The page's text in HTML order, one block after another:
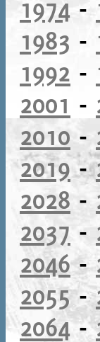
1974 -
1983 -
1992 -
2001 -
2010-
2019-
2028 -
2037 -
2046-
2055-
2064-